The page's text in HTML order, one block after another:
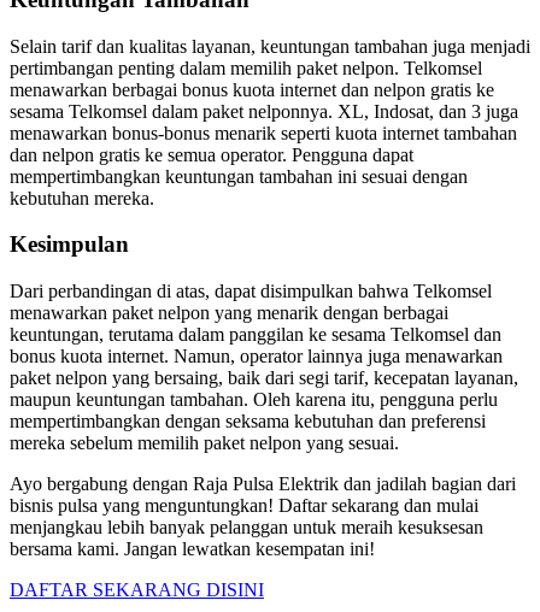
Selain tarif dan kualitas layanan, keuntungan tambahan juga menjadi
pertimbangan penting dalam memilih paket nelpon. Telkomsel
menawarkan berbagai bonus kuota internet dan nelpon gratis ke
sesama Telkomsel dalam paket nelponnya. XL, Indosat, dan 3 juga
menawarkan bonus-bonus menarik seperti kuota internet tambahan
dan nelpon gratis ke semua operator. Pengguna dapat
mempertimbangkan keuntungan tambahan ini sesuai dengan
kebutuhan mereka.
Kesimpulan
Dari perbandingan di atas, dapat disimpulkan bahwa Telkomsel
menawarkan paket nelpon yang menarik dengan berbagai
keuntungan, terutama dalam panggilan ke sesama Telkomsel dan
bonus kuota internet. Namun, operator lainnya juga menawarkan
paket nelpon yang bersaing, baik dari segi tarif, kecepatan layanan,
maupun keuntungan tambahan. Oleh karena itu, pengguna perlu
mempertimbangkan dengan seksama kebutuhan dan preferensi
mereka sebelum memilih paket nelpon yang sesuai.
Ayo bergabung dengan Raja Pulsa Elektrik dan jadilah bagian dari
bisnis pulsa yang menguntungkan! Daftar sekarang dan mulai
menjangkau lebih banyak pelanggan untuk meraih kesuksesan
bersama kami. Jangan lewatkan kesempatan ini!
DAFTAR SEKARANG DISINI